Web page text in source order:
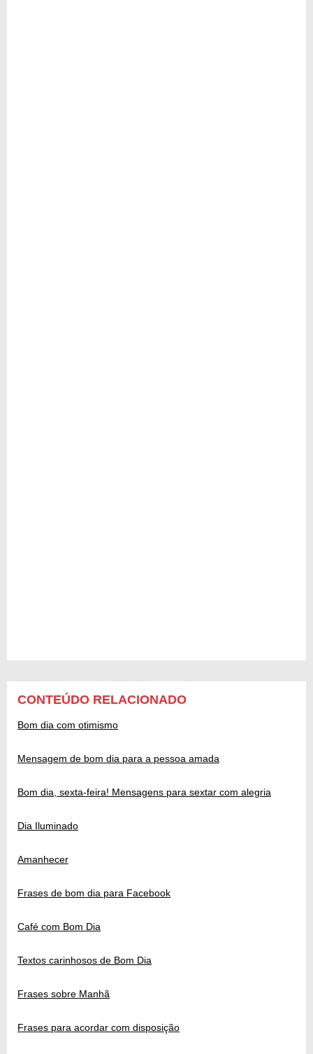
CONTEÚDO RELACIONADO
Bom dia com otimismo
Mensagem de bom dia para a pessoa amada
Bom dia, sexta-feira! Mensagens para sextar com alegria
Dia Iluminado
Amanhecer
Frases de bom dia para Facebook
Café com Bom Dia
Textos carinhosos de Bom Dia
Frases sobre Manhã
Frases para acordar com disposição